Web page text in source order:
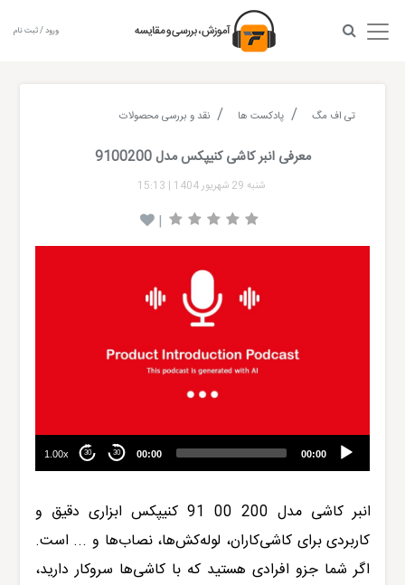
ورود / ثبت نام
تی اف مگ پادکست ها نقد و بررسی محصولات
معرفی انبر کاشی کنیپکس مدل 9100200
شنبه 29 شهریور 1404 |
15:13
|
00:00
00:00
30
30
1.00x
انبر کاشی مدل 200 00 91 کنیپکس ابزاری دقیق و
کاربردی برای کاشی‌کاران،‌ لوله‌کش‌ها،‌ نصاب‌ها و ... است.
اگر شما جزو افرادی هستید که با کاشی‌‌ها سر‌و‌کار دارید،